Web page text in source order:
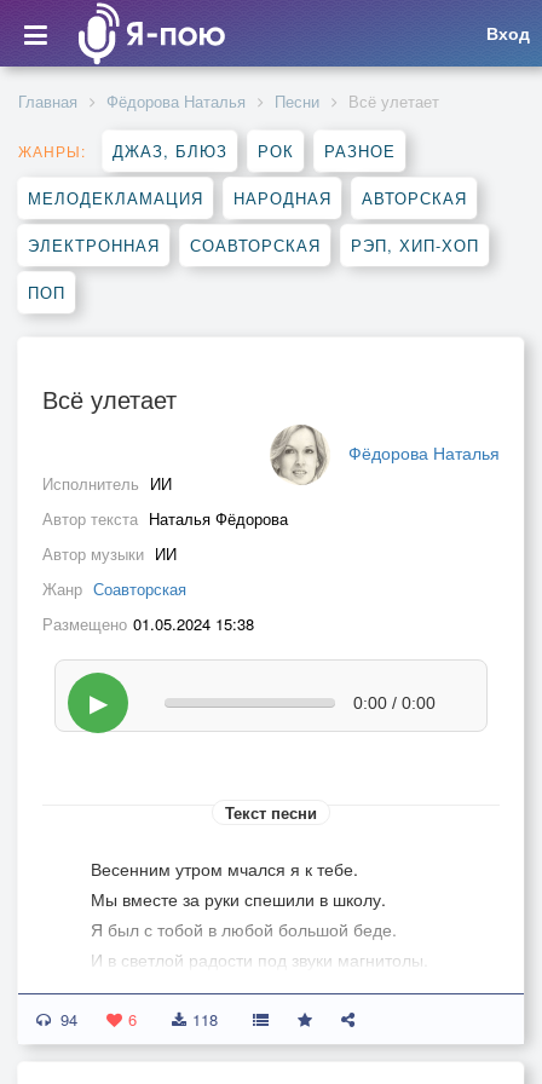
Вход
Главная Фёдорова Наталья Песни Всё улетает
ЖАНРЫ: ДЖАЗ, БЛЮЗ РОК РАЗНОЕ
МЕЛОДЕКЛАМАЦИЯ НАРОДНАЯ АВТОРСКАЯ
ЭЛЕКТРОННАЯ СОАВТОРСКАЯ РЭП, ХИП-ХОП
ПОП
Всё улетает
Фёдорова Наталья
Исполнитель ИИ
Автор текста Наталья Фёдорова
Автор музыки ИИ
Жанр Соавторская
Размещено 01.05.2024 15:38
▶ 0:00 / 0:00
Текст песни
Весенним утром мчался я к тебе.
Мы вместе за руки спешили в школу.
Я был с тобой в любой большой беде.
И в светлой радости под звуки магнитолы.
Припев:
Всё улетает...
94 6 118